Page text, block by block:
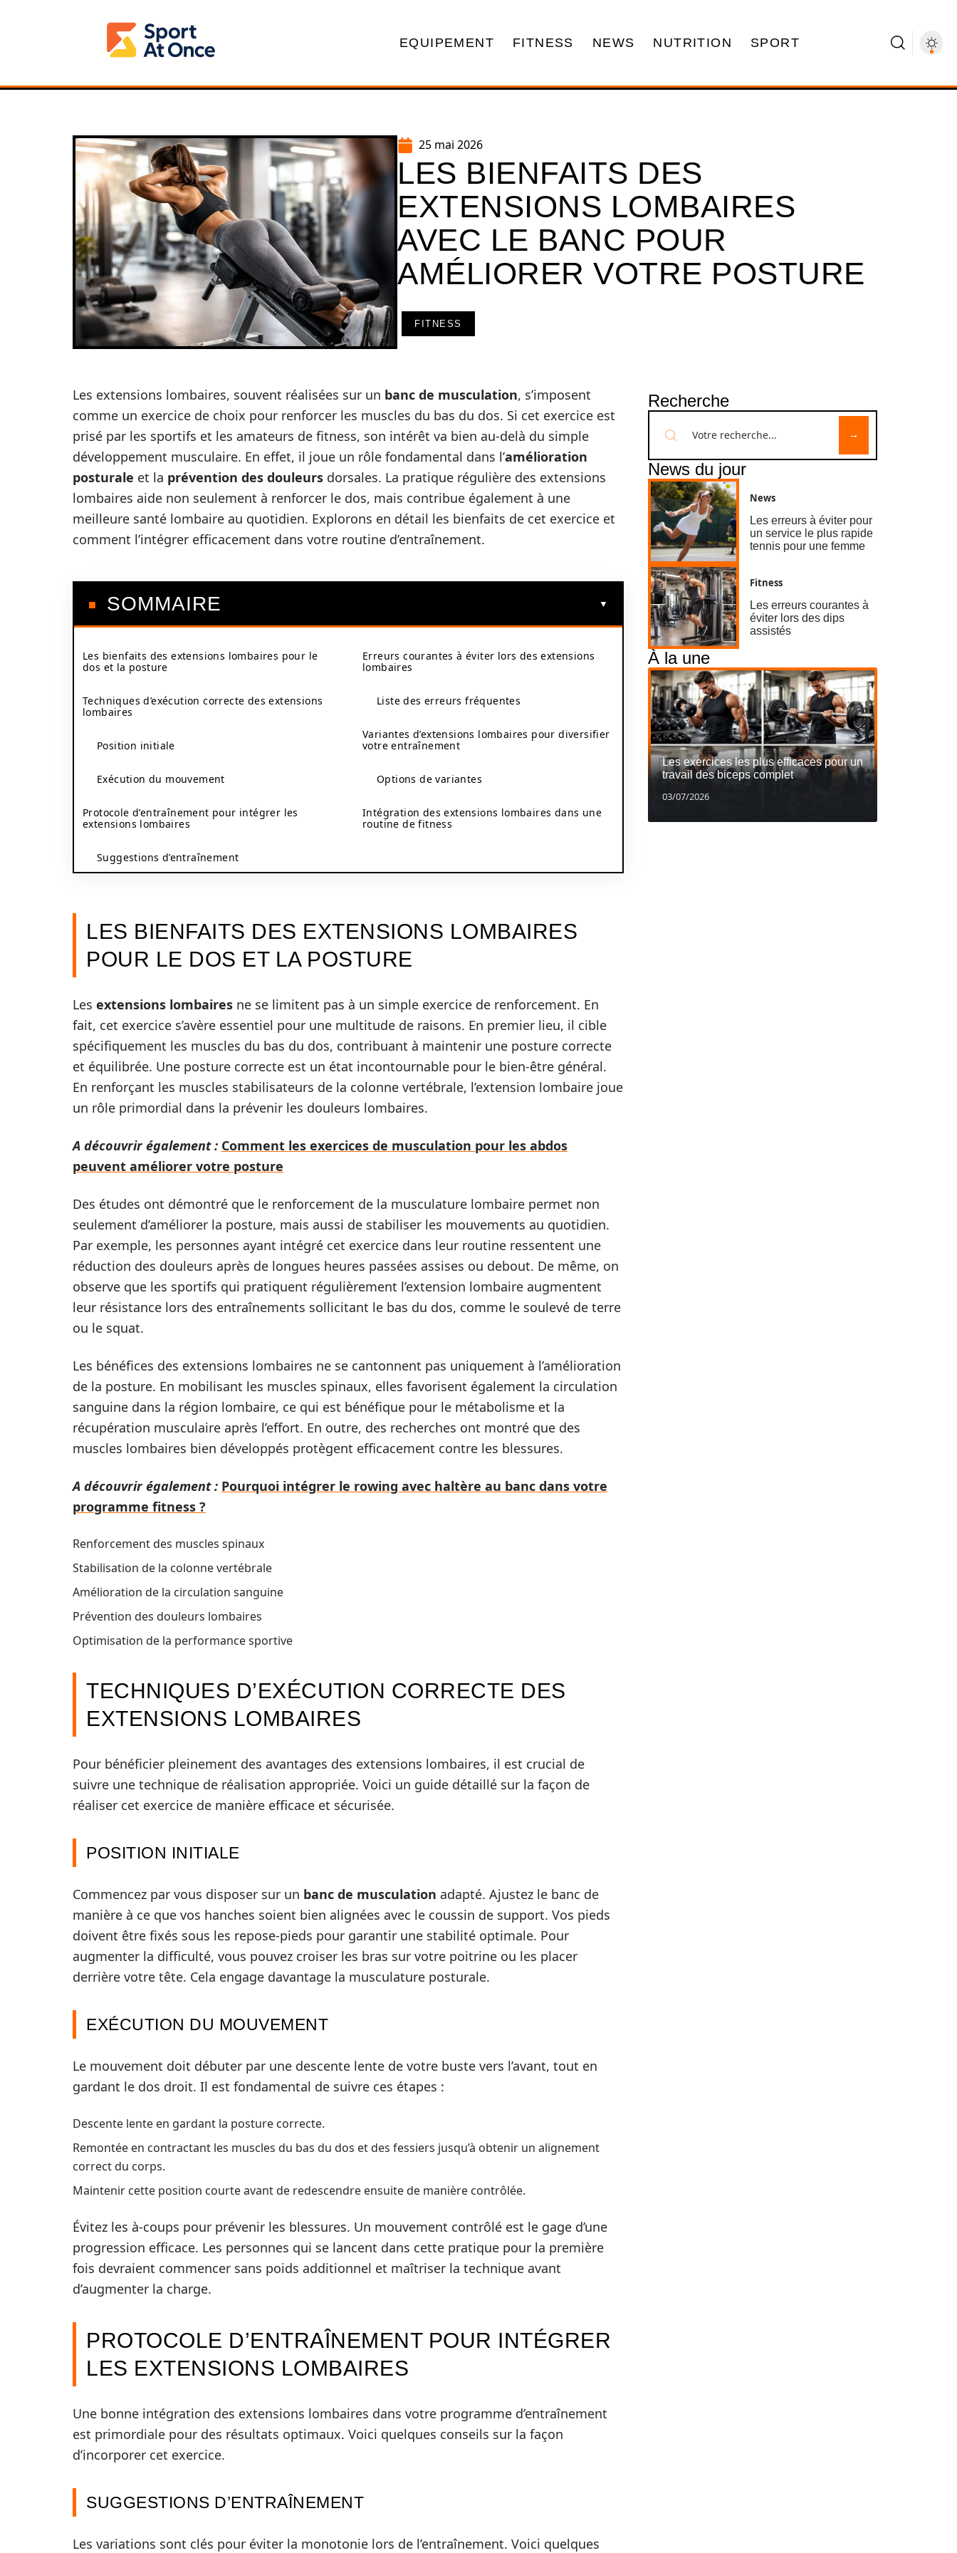
EQUIPEMENT FITNESS NEWS NUTRITION SPORT
25 mai 2026
LES BIENFAITS DES
EXTENSIONS LOMBAIRES
AVEC LE BANC POUR
AMÉLIORER VOTRE POSTURE
FITNESS
Les extensions lombaires, souvent réalisées sur un banc de musculation, s’imposent
comme un exercice de choix pour renforcer les muscles du bas du dos. Si cet exercice est
prisé par les sportifs et les amateurs de fitness, son intérêt va bien au-delà du simple
développement musculaire. En effet, il joue un rôle fondamental dans l’amélioration
posturale et la prévention des douleurs dorsales. La pratique régulière des extensions
lombaires aide non seulement à renforcer le dos, mais contribue également à une
meilleure santé lombaire au quotidien. Explorons en détail les bienfaits de cet exercice et
comment l’intégrer efficacement dans votre routine d’entraînement.
SOMMAIRE
Les bienfaits des extensions lombaires pour le
dos et la posture
Techniques d’exécution correcte des extensions
lombaires
Position initiale
Exécution du mouvement
Protocole d’entraînement pour intégrer les
extensions lombaires
Suggestions d’entraînement
Erreurs courantes à éviter lors des extensions
lombaires
Liste des erreurs fréquentes
Variantes d’extensions lombaires pour diversifier
votre entraînement
Options de variantes
Intégration des extensions lombaires dans une
routine de fitness
LES BIENFAITS DES EXTENSIONS LOMBAIRES
POUR LE DOS ET LA POSTURE
Les extensions lombaires ne se limitent pas à un simple exercice de renforcement. En
fait, cet exercice s’avère essentiel pour une multitude de raisons. En premier lieu, il cible
spécifiquement les muscles du bas du dos, contribuant à maintenir une posture correcte
et équilibrée. Une posture correcte est un état incontournable pour le bien-être général.
En renforçant les muscles stabilisateurs de la colonne vertébrale, l’extension lombaire joue
un rôle primordial dans la prévenir les douleurs lombaires.
A découvrir également : Comment les exercices de musculation pour les abdos
peuvent améliorer votre posture
Des études ont démontré que le renforcement de la musculature lombaire permet non
seulement d’améliorer la posture, mais aussi de stabiliser les mouvements au quotidien.
Par exemple, les personnes ayant intégré cet exercice dans leur routine ressentent une
réduction des douleurs après de longues heures passées assises ou debout. De même, on
observe que les sportifs qui pratiquent régulièrement l’extension lombaire augmentent
leur résistance lors des entraînements sollicitant le bas du dos, comme le soulevé de terre
ou le squat.
Les bénéfices des extensions lombaires ne se cantonnent pas uniquement à l’amélioration
de la posture. En mobilisant les muscles spinaux, elles favorisent également la circulation
sanguine dans la région lombaire, ce qui est bénéfique pour le métabolisme et la
récupération musculaire après l’effort. En outre, des recherches ont montré que des
muscles lombaires bien développés protègent efficacement contre les blessures.
A découvrir également : Pourquoi intégrer le rowing avec haltère au banc dans votre
programme fitness ?
Renforcement des muscles spinaux
Stabilisation de la colonne vertébrale
Amélioration de la circulation sanguine
Prévention des douleurs lombaires
Optimisation de la performance sportive
TECHNIQUES D’EXÉCUTION CORRECTE DES
EXTENSIONS LOMBAIRES
Pour bénéficier pleinement des avantages des extensions lombaires, il est crucial de
suivre une technique de réalisation appropriée. Voici un guide détaillé sur la façon de
réaliser cet exercice de manière efficace et sécurisée.
POSITION INITIALE
Commencez par vous disposer sur un banc de musculation adapté. Ajustez le banc de
manière à ce que vos hanches soient bien alignées avec le coussin de support. Vos pieds
doivent être fixés sous les repose-pieds pour garantir une stabilité optimale. Pour
augmenter la difficulté, vous pouvez croiser les bras sur votre poitrine ou les placer
derrière votre tête. Cela engage davantage la musculature posturale.
EXÉCUTION DU MOUVEMENT
Le mouvement doit débuter par une descente lente de votre buste vers l’avant, tout en
gardant le dos droit. Il est fondamental de suivre ces étapes :
Descente lente en gardant la posture correcte.
Remontée en contractant les muscles du bas du dos et des fessiers jusqu’à obtenir un alignement
correct du corps.
Maintenir cette position courte avant de redescendre ensuite de manière contrôlée.
Évitez les à-coups pour prévenir les blessures. Un mouvement contrôlé est le gage d’une
progression efficace. Les personnes qui se lancent dans cette pratique pour la première
fois devraient commencer sans poids additionnel et maîtriser la technique avant
d’augmenter la charge.
PROTOCOLE D’ENTRAÎNEMENT POUR INTÉGRER
LES EXTENSIONS LOMBAIRES
Une bonne intégration des extensions lombaires dans votre programme d’entraînement
est primordiale pour des résultats optimaux. Voici quelques conseils sur la façon
d’incorporer cet exercice.
SUGGESTIONS D’ENTRAÎNEMENT
Les variations sont clés pour éviter la monotonie lors de l’entraînement. Voici quelques
Recherche
News du jour
News
Les erreurs à éviter pour
un service le plus rapide
tennis pour une femme
Fitness
Les erreurs courantes à
éviter lors des dips
assistés
À la une
Les exercices les plus efficaces pour un
travail des biceps complet
03/07/2026